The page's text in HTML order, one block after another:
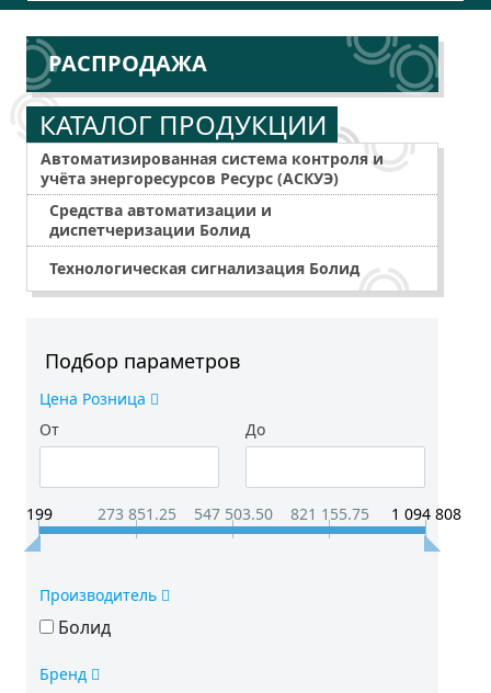
РАСПРОДАЖА
КАТАЛОГ ПРОДУКЦИИ
Автоматизированная система контроля и
учёта энергоресурсов Ресурс (АСКУЭ)
Средства автоматизации и
диспетчеризации Болид
Технологическая сигнализация Болид
Подбор параметров
Цена Розница
От
До
199 273 851.25 547 503.50 821 155.75 1 094 808
Производитель
Болид
Бренд